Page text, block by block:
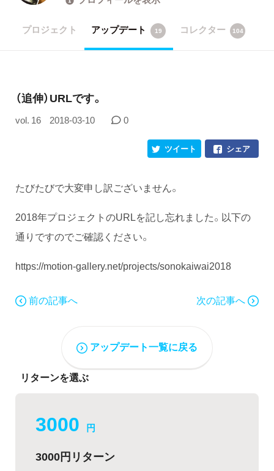
プロジェクト アップデート 19 コレクター 104
（追伸）URLです。
vol. 16 2018-03-10 0
シェア
ツイート
たびたびで大変申し訳ございません。
2018年プロジェクトのURLを記し忘れました。以下の
通りですのでご確認ください。
https://motion-gallery.net/projects/sonokaiwai2018
前の記事へ 次の記事へ
アップデート一覧に戻る
リターンを選ぶ
3000 円
3000円リターン